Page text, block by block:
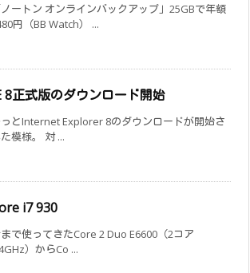
ノートン オンラインバックアップ」25GBで年額
円（BB Watch） ...
8正式版のダウンロード開始
とInternet Explorer 8のダウンロードが開始さ
模様。 対 ...
i7 930
で使ってきたCore 2 Duo E6600（2コア
）からCo ...